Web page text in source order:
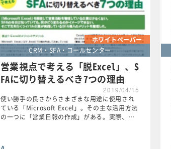
ホワイトペーパー
CRM・SFA・コールセンター
営業視点で考える「脱Excel」、S
FAに切り替えるべき7つの理由
2019/04/15
使い勝手の良さからさまざまな用途に使用され
ている「Microsoft Excel」。その主な活用方法
の一つに「営業日報の作成」がある。実際、…